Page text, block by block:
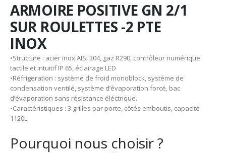
ARMOIRE POSITIVE GN 2/1
SUR ROULETTES -2 PTE
INOX
•Structure : acier inox AISI 304, gaz R290, contrôleur numérique
tactile et intuitif IP 65, éclairage LED
•Réfrigeration : système de froid monoblock, système de
condensation ventilé, système d’évaporation forcé, bac
d’évaporation sans résistance éléctrique.
•Caractéristiques : 3 grilles par porte, côtés emboutis, capacité
1120L.
Pourquoi nous choisir ?